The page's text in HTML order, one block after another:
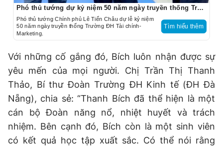
Phó thủ tướng dự kỷ niệm 50 năm ngày truyền thống Trường ĐH Tài chính-Marketing
Phó thủ tướng Chính phủ Lê Tiến Châu dự lễ kỷ niệm
50 năm ngày truyền thống Trường ĐH Tài chính-
Marketing.
Tìm hiểu thêm
Với những cố gắng đó, Bích luôn nhận được sự
yêu mến của mọi người. Chị Trần Thị Thanh
Thảo, Bí thư Đoàn Trường ĐH Kinh tế (ĐH Đà
Nẵng), chia sẻ: “Thanh Bích đã thể hiện là một
cán bộ Đoàn năng nổ, nhiệt huyết và trách
nhiệm. Bên cạnh đó, Bích còn là một sinh viên
có kết quả học tập xuất sắc. Có thể nói rằng